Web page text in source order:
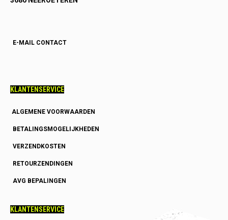
E-MAIL CONTACT
KLANTENSERVICE
ALGEMENE VOORWAARDEN
BETALINGSMOGELIJKHEDEN
VERZENDKOSTEN
RETOURZENDINGEN
AVG BEPALINGEN
KLANTENSERVICE